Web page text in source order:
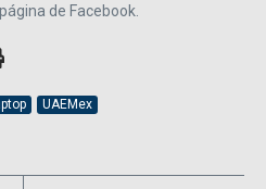
de Facebook.
UAEMex